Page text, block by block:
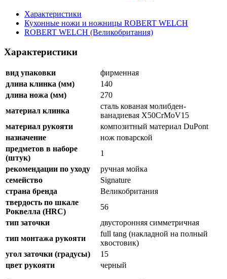
Характеристики
Кухонные ножи и ножницы ROBERT WELCH
ROBERT WELCH (Великобритания)
Характеристики
вид упаковки
фирменная
длина клинка (мм)
140
длина ножа (мм)
270
материал клинка
сталь кованая молибден-
ванадиевая X50CrMoV15
материал рукояти
композитный материал DuPont
назначение
нож поварской
предметов в наборе
(штук)
1
рекомендации по уходу
ручная мойка
семейство
Signature
страна бренда
Великобритания
твердость по шкале
Роквелла (HRC)
56
тип заточки
двусторонняя симметричная
тип монтажа рукояти
full tang (накладной на полный
хвостовик)
угол заточки (градусы)
15
цвет рукояти
черный